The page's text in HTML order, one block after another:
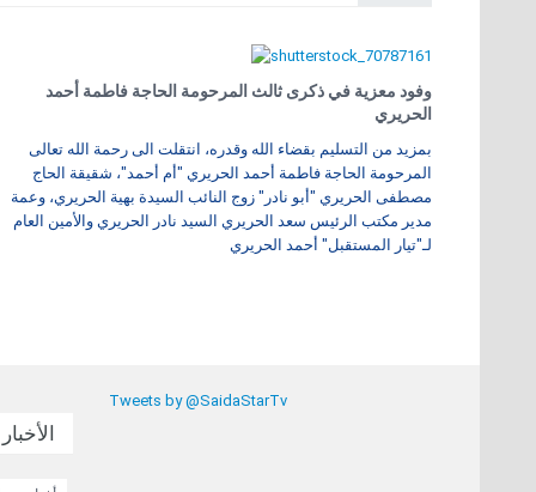
وفود معزية في ذكرى ثالث المرحومة الحاجة فاطمة أحمد
الحريري
بمزيد من التسليم بقضاء الله وقدره، انتقلت الى رحمة الله تعالى
المرحومة الحاجة فاطمة أحمد الحريري "أم أحمد"، شقيقة الحاج
مصطفى الحريري "أبو نادر" زوج النائب السيدة بهية الحريري، وعمة
مدير مكتب الرئيس سعد الحريري السيد نادر الحريري والأمين العام
لـ"تيار المستقبل" أحمد الحريري
Tweets by @SaidaStarTv